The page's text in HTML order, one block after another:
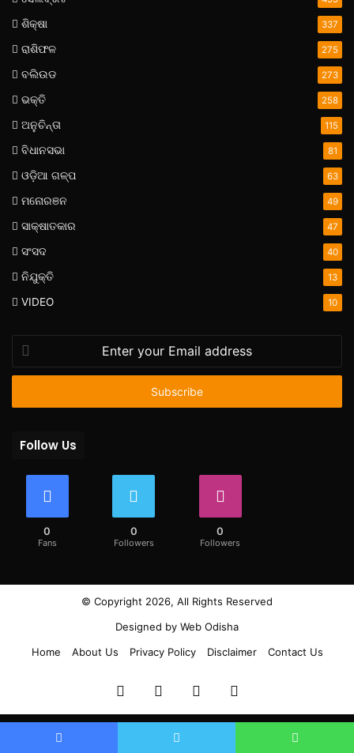
ଶିକ୍ଷା 337
ରାଶିଫଳ 275
ବଲିଉଡ 273
ଭକ୍ତି 258
ଅନୁଚିନ୍ତା 115
ବିଧାନସଭା 81
ଓଡ଼ିଆ ଗଳ୍ପ 63
ମନୋରଞନ 49
ସାକ୍ଷାତକାର 47
ସଂସଦ 40
ନିଯୁକ୍ତି 13
VIDEO 10
your
Email
Follow Us
0
Fans
0
Followers
0
Followers
© Copyright 2026, All Rights Reserved
Designed by Web Odisha
Home
About Us Privacy Policy Disclaimer Contact Us
FacebookTwitterYouTubeInstagram